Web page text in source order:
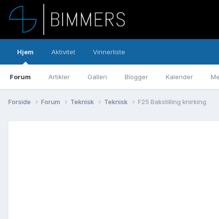
Hjem
Forum Artikler Galleri Blogger Kalender
Aktivitet Vinnerliste
Forside Forum Teknisk Teknisk F25 Bakstilling knirking